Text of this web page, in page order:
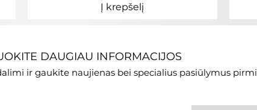
Į krepšelį
DAUGIAU INFORMACIJOS
ir gaukite naujienas bei specialius pasiūlymus